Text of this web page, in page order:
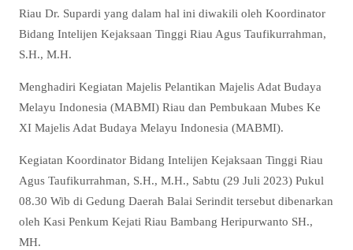
Riau Dr. Supardi yang dalam hal ini diwakili oleh Koordinator
Bidang Intelijen Kejaksaan Tinggi Riau Agus Taufikurrahman,
S.H., M.H.
Menghadiri Kegiatan Majelis Pelantikan Majelis Adat Budaya
Melayu Indonesia (MABMI) Riau dan Pembukaan Mubes Ke
XI Majelis Adat Budaya Melayu Indonesia (MABMI).
Kegiatan Koordinator Bidang Intelijen Kejaksaan Tinggi Riau
Agus Taufikurrahman, S.H., M.H., Sabtu (29 Juli 2023) Pukul
08.30 Wib di Gedung Daerah Balai Serindit tersebut dibenarkan
oleh Kasi Penkum Kejati Riau Bambang Heripurwanto SH.,
MH.